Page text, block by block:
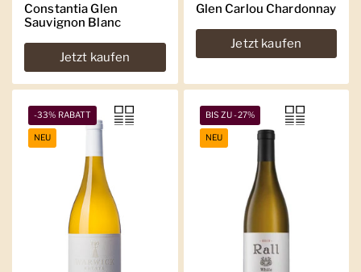
Constantia Glen
Sauvignon Blanc
Jetzt kaufen
Glen Carlou Chardonnay
Jetzt kaufen
-33% RABATT
NEU
BIS ZU -27%
NEU